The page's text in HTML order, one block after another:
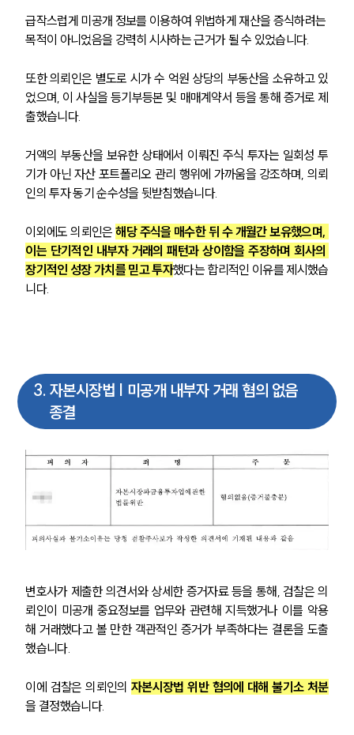
그룹소개
그룹소개
대륜의 강점
오시는 길
글로벌 파트너 로펌
고객의 소리
통합검색
사례분석/최신동향
법률정보
고객후기
전체
구성원 소개
금융전문변호사
언론보도
급작스럽게 미공개 정보를 이용하여 위법하게 재산을 증식하려는
목적이 아니었음을 강력히 시사하는 근거가 될 수 있었습니다.
또한 의뢰인은 별도로 시가 수 억원 상당의 부동산을 소유하고 있
었으며, 이 사실을 등기부등본 및 매매계약서 등을 통해 증거로 제
출했습니다.
거액의 부동산을 보유한 상태에서 이뤄진 주식 투자는 일회성 투
기가 아닌 자산 포트폴리오 관리 행위에 가까움을 강조하며, 의뢰
인의 투자 동기 순수성을 뒷받침했습니다.
이외에도 의뢰인은 해당 주식을 매수한 뒤 수 개월간 보유했으며,
이는 단기적인 내부자 거래의 패턴과 상이함을 주장하며 회사의
장기적인 성장 가치를 믿고 투자했다는 합리적인 이유를 제시했습
니다.
3. 자본시장법 | 미공개 내부자 거래 혐의 없음
종결
변호사가 제출한 의견서와 상세한 증거자료 등을 통해, 검찰은 의
뢰인이 미공개 중요정보를 업무와 관련해 지득했거나 이를 악용
해 거래했다고 볼 만한 객관적인 증거가 부족하다는 결론을 도출
했습니다.
이에 검찰은 의뢰인의 자본시장법 위반 혐의에 대해 불기소 처분
을 결정했습니다.